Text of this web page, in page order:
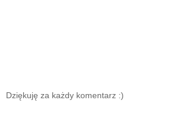
Dziękuję za każdy komentarz :)